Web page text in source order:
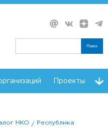
Поиск
Проекты
НКО
Республика